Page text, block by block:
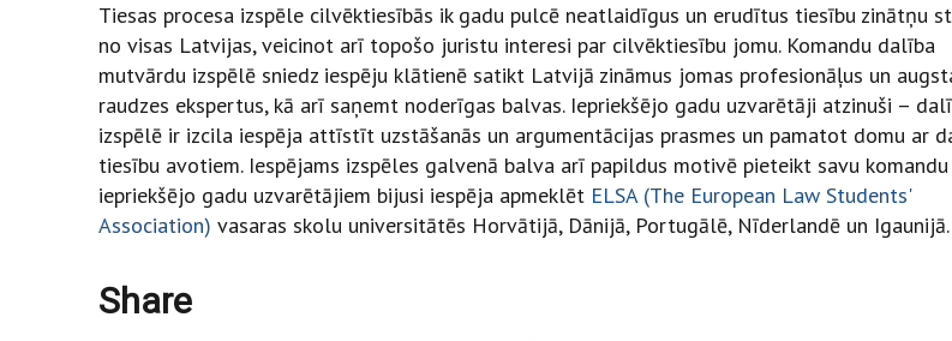
Tiesas procesa izspēle cilvēktiesībās ik gadu pulcē neatlaidīgus un erudītus tiesību zinātņu
no visas Latvijas, veicinot arī topošo juristu interesi par cilvēktiesību jomu. Komandu dalība
mutvārdu izspēlē sniedz iespēju klātienē satikt Latvijā zināmus jomas profesionāļus un
raudzes ekspertus, kā arī saņemt noderīgas balvas. Iepriekšējo gadu uzvarētāji atzinuši –
izspēlē ir izcila iespēja attīstīt uzstāšanās un argumentācijas prasmes un pamatot domu ar
tiesību avotiem. Iespējams izspēles galvenā balva arī papildus motivē pieteikt savu
iepriekšējo gadu uzvarētājiem bijusi iespēja apmeklēt ELSA (The European Law Students'
Association) vasaras skolu universitātēs Horvātijā, Dānijā, Portugālē, Nīderlandē un Igaunijā.
Share